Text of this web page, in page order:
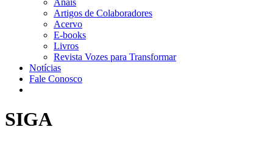
Anais
Artigos de Colaboradores
Acervo
E-books
Livros
Revista Vozes para Transformar
Notícias
Fale Conosco
SIGA